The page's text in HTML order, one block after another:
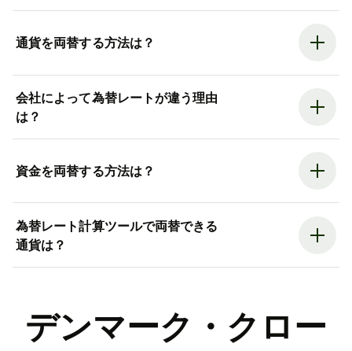
通貨を両替する方法は？
会社によって為替レートが違う理由
は？
資金を両替する方法は？
為替レート計算ツールで両替できる
通貨は？
デンマーク・クロー